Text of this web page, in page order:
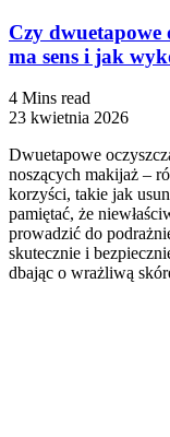
Czy dwuetapowe
ma sens i jak
4 Mins read
23 kwietnia 2026
Dwuetapowe
noszących makijaż –
korzyści, takie jak
pamiętać, że
prowadzić do
skutecznie i
dbając o wrażliwą